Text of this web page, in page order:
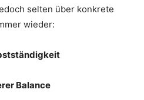
selten über konkrete
wieder:
Balance